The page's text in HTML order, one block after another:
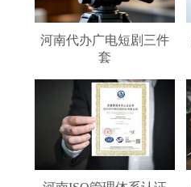
河南代办广电短剧三件
套